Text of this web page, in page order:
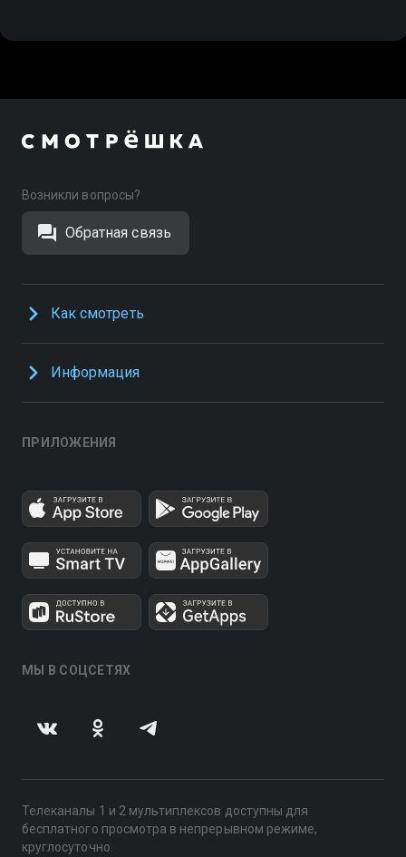
Возникли вопросы?
Обратная связь
Как смотреть
Информация
ПРИЛОЖЕНИЯ
МЫ В СОЦСЕТЯХ
Телеканалы 1 и 2 мультиплексов доступны для
бесплатного просмотра в непрерывном режиме,
круглосуточно.